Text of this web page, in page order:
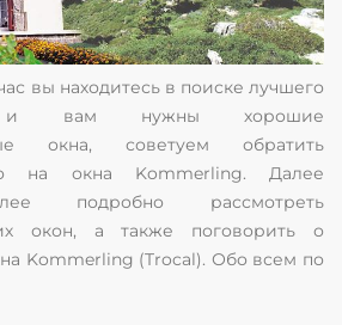
вы находитесь в поиске лучшего
и вам нужны хорошие
окна, советуем обратить
на окна Kommerling. Далее
подробно рассмотреть
окон, а также поговорить о
Kommerling (Trocal). Обо всем по